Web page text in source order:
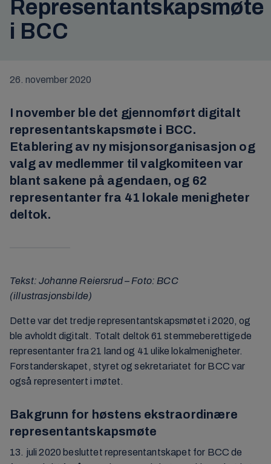
Representantskapsmøte
i BCC
26. november 2020
I november ble det gjennomført digitalt
representantskapsmøte i BCC.
Etablering av ny misjonsorganisasjon og
valg av medlemmer til valgkomiteen var
blant sakene på agendaen, og 62
representanter fra 41 lokale menigheter
deltok.
Tekst: Johanne Reiersrud – Foto: BCC
(illustrasjonsbilde)
Dette var det tredje representantskapsmøtet i 2020, og
ble avholdt digitalt. Totalt deltok 61 stemmeberettigede
representanter fra 21 land og 41 ulike lokalmenigheter.
Forstanderskapet, styret og sekretariatet for BCC var
også representert i møtet.
Bakgrunn for høstens ekstraordinære
representantskapsmøte
13. juli 2020 besluttet representantskapet for BCC de